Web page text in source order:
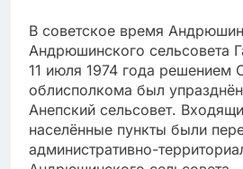
В советское время
Андрюшинского сельсовета
11 июля 1974 года решением
облисполкома был
Анепский сельсовет.
населённые пункты были
административно-